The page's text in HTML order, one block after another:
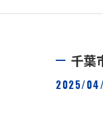
千葉
2025/